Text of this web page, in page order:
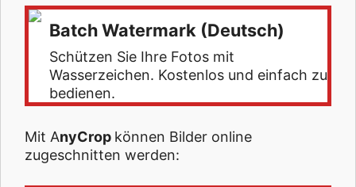
Batch Watermark (Deutsch)
Schützen Sie Ihre Fotos mit
Wasserzeichen. Kostenlos und einfach zu
bedienen.
Mit AnyCrop können Bilder online
zugeschnitten werden: